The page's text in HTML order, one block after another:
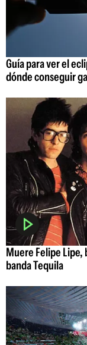
Guía para ver el
dónde conseguir
Muere Felipe
banda Tequila